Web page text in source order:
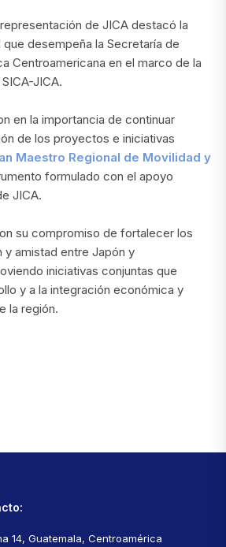
de JICA destacó la
desempeña la Secretaría de
Centroamericana en el marco de la
JICA.
en la importancia de continuar
de los proyectos e iniciativas
Maestro Regional de Movilidad y
formulado con el apoyo
JICA.
su compromiso de fortalecer los
amistad entre Japón y
iniciativas conjuntas que
y a la integración económica y
la región.
14, Guatemala, Centroamérica